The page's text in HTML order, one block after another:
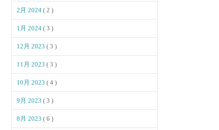
2月 2024( 2 )
1月 2024( 3 )
12月 2023( 3 )
11月 2023( 3 )
10月 2023( 4 )
9月 2023( 3 )
8月 2023( 6 )